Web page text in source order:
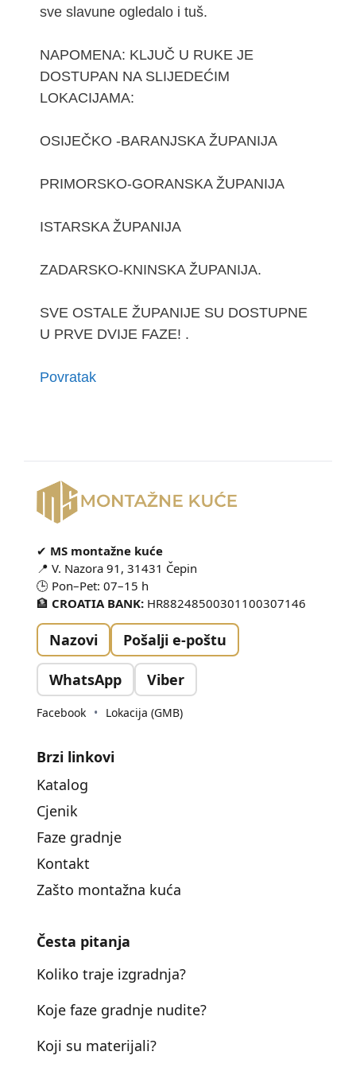
sve slavune ogledalo i tuš.
NAPOMENA: KLJUČ U RUKE JE
DOSTUPAN NA SLIJEDEĆIM
LOKACIJAMA:
OSIJEČKO -BARANJSKA ŽUPANIJA
PRIMORSKO-GORANSKA ŽUPANIJA
ISTARSKA ŽUPANIJA
ZADARSKO-KNINSKA ŽUPANIJA.
SVE OSTALE ŽUPANIJE SU DOSTUPNE
U PRVE DVIJE FAZE! .
Povratak
✔ MS montažne kuće
📍 V. Nazora 91, 31431 Čepin
🕒 Pon–Pet: 07–15 h
🏦 CROATIA BANK: HR88248500301100307146
Nazovi Pošalji e-poštu
WhatsApp Viber
Facebook • Lokacija (GMB)
Brzi linkovi
Katalog
Cjenik
Faze gradnje
Kontakt
Zašto montažna kuća
Česta pitanja
Koliko traje izgradnja?
Koje faze gradnje nudite?
Koji su materijali?